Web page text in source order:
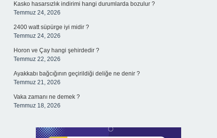
Kasko hasarsızlık indirimi hangi durumlarda bozulur ?
Temmuz 24, 2026
2400 watt süpürge iyi midir ?
Temmuz 24, 2026
Horon ve Çay hangi şehirdedir ?
Temmuz 22, 2026
Ayakkabı bağcığının geçirildiği deliğe ne denir ?
Temmuz 21, 2026
Vaka zamanı ne demek ?
Temmuz 18, 2026